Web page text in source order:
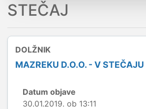
STEČAJ
DOLŽNIK
MAZREKU D.O.O. - V STEČAJU
Datum objave
30.01.2019. ob 13:11